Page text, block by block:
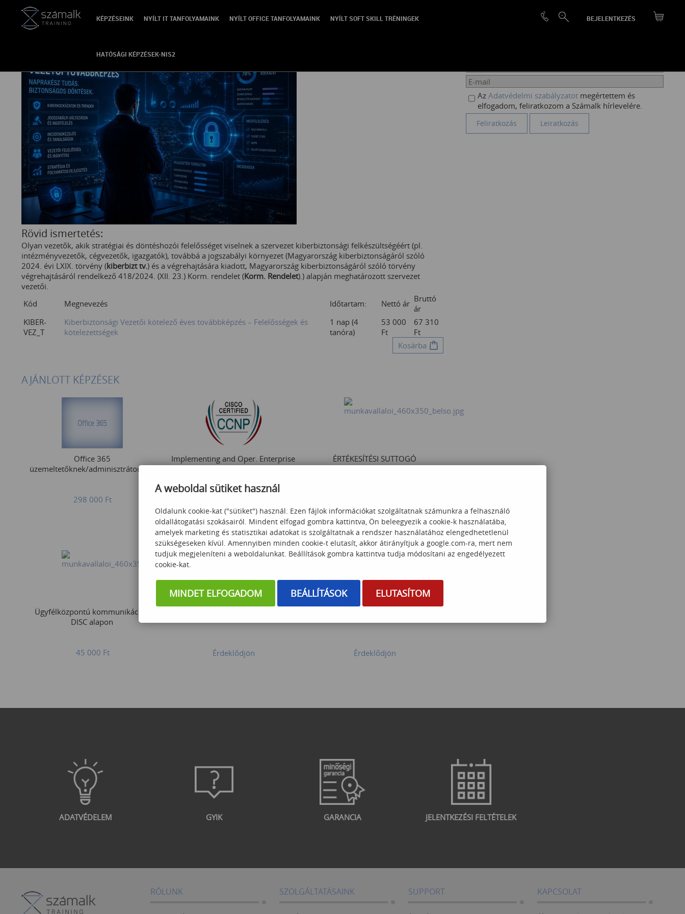
BEJELENTKEZÉS
KÉPZÉSEINK NYÍLT IT TANFOLYAMAINK NYÍLT OFFICE TANFOLYAMAINK NYÍLT SOFT SKILL TRÉNINGEK
HATÓSÁGI KÉPZÉSEK-NIS2
VISSZA
Rövid ismertetés:
Olyan vezetők, akik stratégiai és döntéshozói felelősséget viselnek a szervezet kiberbiztonsági felkészültségéért (pl.
intézményvezetők, cégvezetők, igazgatók), továbbá a jogszabályi környezet (Magyarország kiberbiztonságáról szóló
2024. évi LXIX. törvény (kiberbizt tv.) és a végrehajtására kiadott, Magyarország kiberbiztonságáról szóló törvény
végrehajtásáról rendelkező 418/2024. (XII. 23.) Korm. rendelet (Korm. Rendelet).) alapján meghatározott szervezet
vezetői.
Kód
Megnevezés Időtartam: Nettó ár Bruttó
ár
KIBER-
VEZ_T
Kiberbiztonsági Vezetői kötelező éves továbbképzés – Felelősségek és
kötelezettségek
1 nap (4
tanóra)
53 000
Ft
67 310
Ft
Kosárba
Az Adatvédelmi szabályzatot megértettem és
elfogadom, feliratkozom a Számalk hírlevelére.
AJÁNLOTT KÉPZÉSEK
Office 365
üzemeltetőknek/adminisztrátoroknak
298 000 Ft
Implementing and Oper. Enterprise
ÉRTÉKESÍTÉSI SUTTOGÓ
Ügyfélközpontú kommunikáció -
DISC alapon
45 000 Ft Érdeklődjön Érdeklődjön
ADATVÉDELEM GYIK GARANCIA JELENTKEZÉSI FELTÉTELEK
RÓLUNK SZOLGÁLTATÁSAINK SUPPORT KAPCSOLAT
A weboldal sütiket használ
Oldalunk cookie-kat ("sütiket") használ. Ezen fájlok információkat szolgáltatnak számunkra a felhasználó
oldallátogatási szokásairól. Mindent elfogad gombra kattintva, Ön beleegyezik a cookie-k használatába,
amelyek marketing és statisztikai adatokat is szolgáltatnak a rendszer használatához elengedhetetlenül
szükségeseken kívül. Amennyiben minden cookie-t elutasít, akkor átirányítjuk a google.com-ra, mert nem
tudjuk megjeleníteni a weboldalunkat. Beállítások gombra kattintva tudja módosítani az engedélyezett
cookie-kat.
MINDET ELFOGADOM BEÁLLÍTÁSOK ELUTASÍTOM